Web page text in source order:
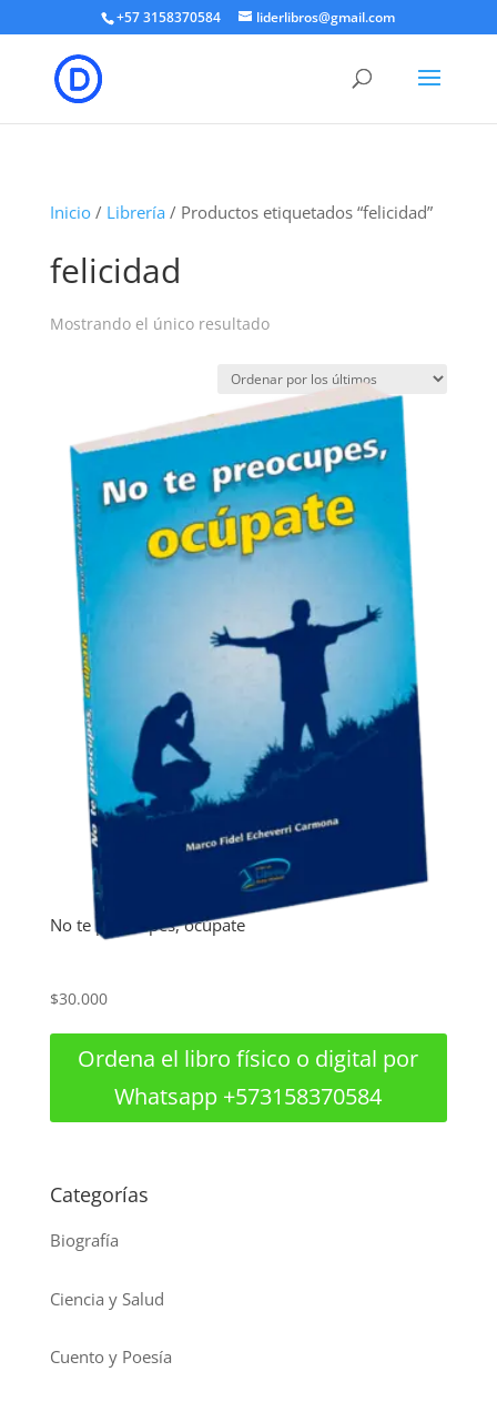
+57 3158370584 liderlibros@gmail.com
Inicio/ Librería / Productos etiquetados “felicidad”
felicidad
Mostrando el único resultado
No te preocupes, ocúpate
$30.000
Ordena el libro físico o digital por
Whatsapp +573158370584
Categorías
Biografía
Ciencia y Salud
Cuento y Poesía